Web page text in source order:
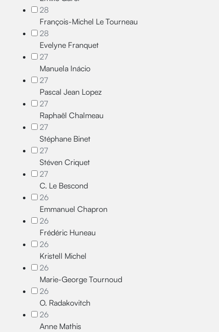
28
François-Michel Le Tourneau
28
Evelyne Franquet
27
Manuela Inácio
27
Pascal Jean Lopez
27
Raphaël Chalmeau
27
Stéphane Binet
27
Stéven Criquet
27
C. Le Bescond
26
Emmanuel Chapron
26
Frédéric Huneau
26
Kristell Michel
26
Marie-George Tournoud
26
O. Radakovitch
26
Anne Mathis